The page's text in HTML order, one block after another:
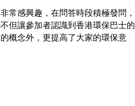
常感興趣，在問答時段積極發問，
但讓參加者認識到香港環保巴士的
概念外，更提高了大家的環保意